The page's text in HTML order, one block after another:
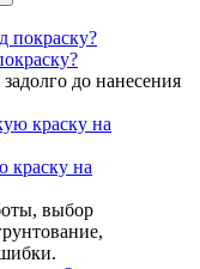
до нанесения
краску на
выбор